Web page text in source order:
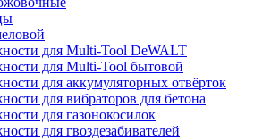
для Multi-Tool DeWALT
для Multi-Tool бытовой
для аккумуляторных отвёрток
для вибраторов для бетона
для газонокосилок
для гвоздезабивателей